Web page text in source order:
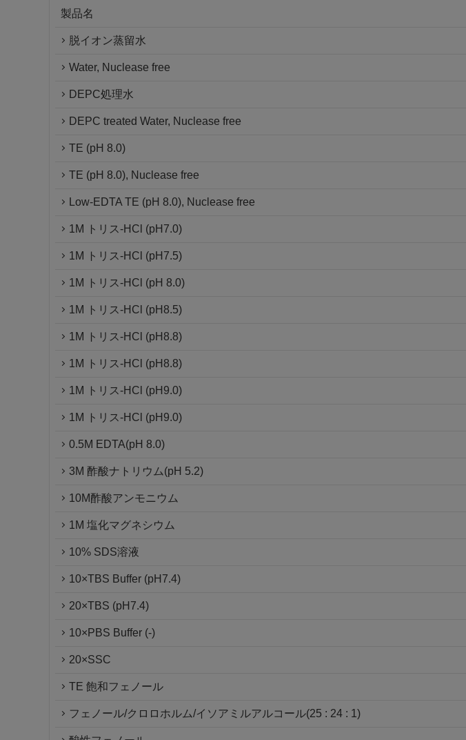
製品名
脱イオン蒸留水
Water, Nuclease free
DEPC処理水
DEPC treated Water, Nuclease free
TE (pH 8.0)
TE (pH 8.0), Nuclease free
Low-EDTA TE (pH 8.0), Nuclease free
1M トリス-HCl (pH7.0)
1M トリス-HCl (pH7.5)
1M トリス-HCl (pH 8.0)
1M トリス-HCl (pH8.5)
1M トリス-HCl (pH8.8)
1M トリス-HCl (pH8.8)
1M トリス-HCl (pH9.0)
1M トリス-HCl (pH9.0)
0.5M EDTA(pH 8.0)
3M 酢酸ナトリウム(pH 5.2)
10M酢酸アンモニウム
1M 塩化マグネシウム
10% SDS溶液
10×TBS Buffer (pH7.4)
20×TBS (pH7.4)
10×PBS Buffer (-)
20×SSC
TE 飽和フェノール
フェノール/クロロホルム/イソアミルアルコール(25 : 24 : 1)